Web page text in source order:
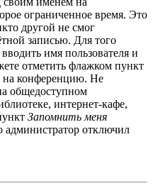
ограниченное время. Это
другой не смог
записью. Для того
имя пользователя и
отметить флажком пункт
на конференцию. Не
общедоступном
интернет-кафе,
Запомнить меня
администратор отключил